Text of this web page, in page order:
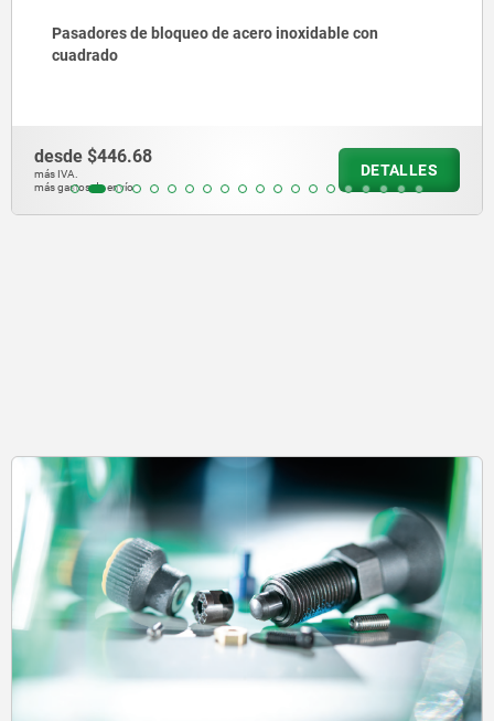
Placa de bloqueo de aluminio para pestillos con muelle
de retroceso
desde$198.66
más IVA.
más gastos de envío
DETALLES